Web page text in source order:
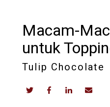
Macam-
untuk
Tulip Chocolate